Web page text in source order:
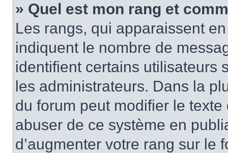
» Quel est mon rang et
Les rangs, qui apparaissent
indiquent le nombre de
identifient certains utilisateurs
les administrateurs. Dans la
du forum peut modifier le
abuser de ce système en
d’augmenter votre rang sur le